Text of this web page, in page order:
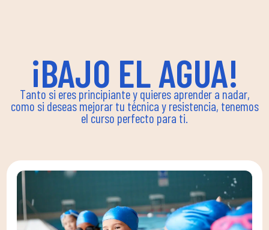
¡BAJO EL AGUA!
Tanto si eres principiante y quieres aprender a nadar,
como si deseas mejorar tu técnica y resistencia, tenemos
el curso perfecto para ti.